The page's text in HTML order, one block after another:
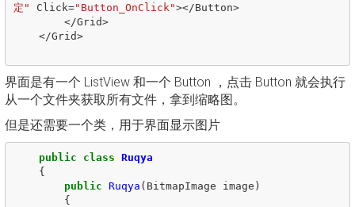
定"
Click="Button_OnClick"></Button>
</Grid>
</Grid>
界面是有一个 ListView 和一个 Button ，点击 Button 就会执行
从一个文件夹获取所有文件，拿到缩略图。
但是还需要一个类，用于界面显示图片
public class Ruqya
{
public Ruqya ( BitmapImage image )
{